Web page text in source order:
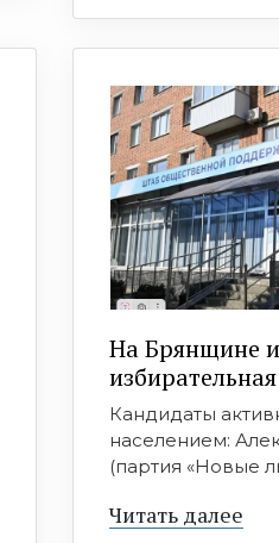
На Брянщине
Кандидаты
населением:
(партия «Новые
Читать далее